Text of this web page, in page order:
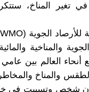
تغير المناخ،
والمناخية
كارثة إلى الطقس والمناخ